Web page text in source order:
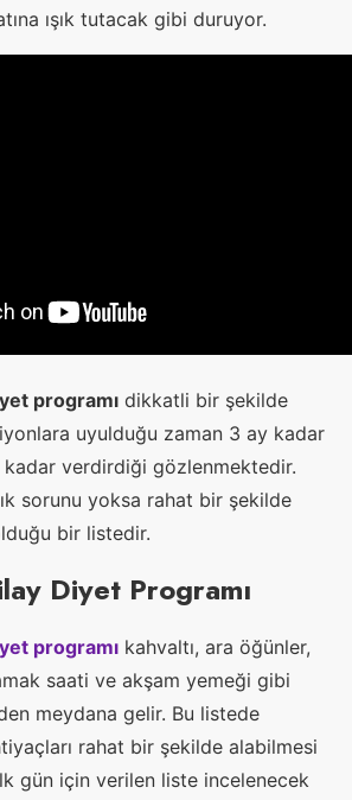
ışık tutacak gibi duruyor.
programı dikkatli bir şekilde
uyulduğu zaman 3 ay kadar
kadar verdirdiği gözlenmektedir.
sorunu yoksa rahat bir şekilde
bir listedir.
Diyet Programı
programı kahvaltı, ara öğünler,
saati ve akşam yemeği gibi
meydana gelir. Bu listede
rahat bir şekilde alabilmesi
gün için verilen liste incelenecek